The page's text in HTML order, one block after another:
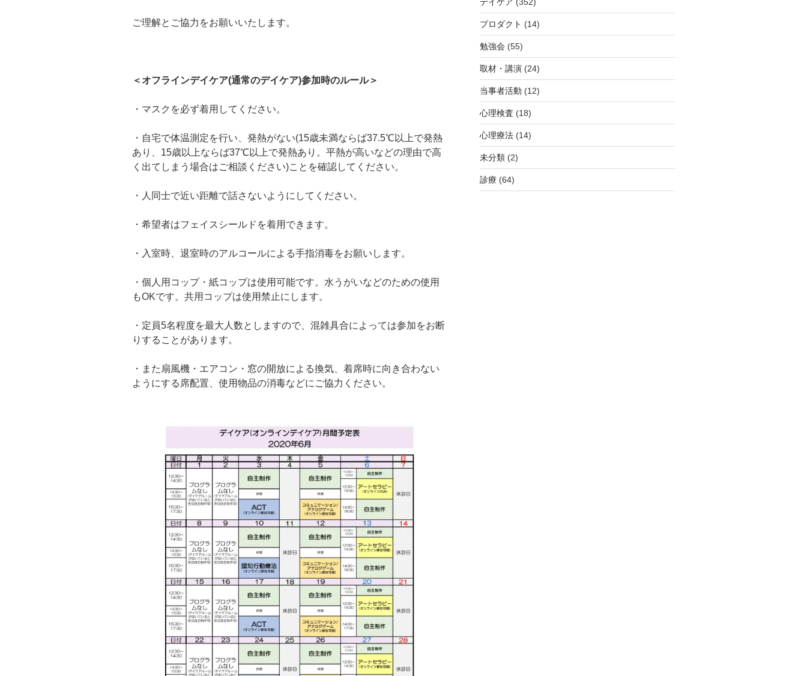
ご理解とご協力をお願いいたします。
＜オフラインデイケア(通常のデイケア)参加時のルール＞
・マスクを必ず着用してください。
・自宅で体温測定を行い、発熱がない(15歳未満ならば37.5℃以上で発熱
あり、15歳以上ならば37℃以上で発熱あり。平熱が高いなどの理由で高
く出てしまう場合はご相談ください)ことを確認してください。
・人同士で近い距離で話さないようにしてください。
・希望者はフェイスシールドを着用できます。
・入室時、退室時のアルコールによる手指消毒をお願いします。
・個人用コップ・紙コップは使用可能です。水うがいなどのための使用
もOKです。共用コップは使用禁止にします。
・定員5名程度を最大人数としますので、混雑具合によっては参加をお断
りすることがあります。
・また扇風機・エアコン・窓の開放による換気、着席時に向き合わない
ようにする席配置、使用物品の消毒などにご協力ください。
デイケア (352)
プロダクト (14)
勉強会(55)
取材・講演(24)
当事者活動 (12)
心理検査 (18)
心理療法(14)
未分類(2)
診療 (64)